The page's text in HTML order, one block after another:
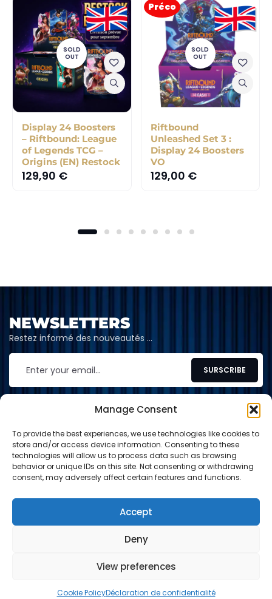
Manage Consent
To provide the best experiences, we use technologies like cookies to
store and/or access device information. Consenting to these
technologies will allow us to process data such as browsing
behavior or unique IDs on this site. Not consenting or withdrawing
consent, may adversely affect certain features and functions.
Accept
Deny
View preferences
Cookie PolicyDéclaration de confidentialité
BOUTIQUE SEARCH WISHLIST
SOLD
OUT
Display 24 Boosters
– Riftbound: League
of Legends TCG –
Origins (EN) Restock
129,90 €
Préco
SOLD
OUT
Riftbound
Unleashed Set 3 :
Display 24 Boosters
VO
129,00 €
NEWSLETTERS
Restez informé des nouveautés …
CONTACT
contact@shop-tcg.fr
INFORMATION
© 2024-2026 Shop TCG. Tous droits réservés.